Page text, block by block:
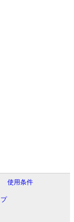
使用条件